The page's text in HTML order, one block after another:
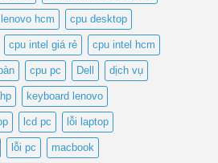
hcm cpu desktop
cpu intel giá rẻ cpu intel hcm
cpu pc Dell dịch vụ
keyboard lenovo
lcd pc lỗi laptop
lỗi pc macbook